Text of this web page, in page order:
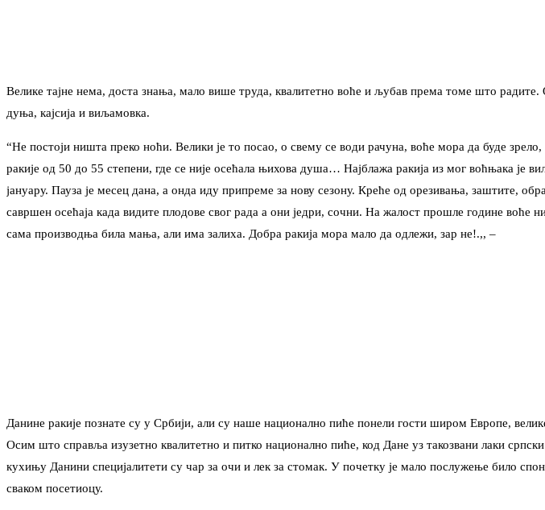
Велике тајне нема, доста знања, мало више труда, квалитетно воће и љубав према томе што
дуња, кајсија и виљамовка.
“Не постоји ништа преко ноћи. Велики је то посао, о свему се води рачуна, воће мора да буде
ракије од 50 до 55 степени, где се није осећала њихова душа… Најблажа ракија из мог воћњака је
јануару. Пауза је месец дана, а онда иду припреме за нову сезону. Креће од орезивања, заштите,
савршен осећаја када видите плодове свог рада а они једри, сочни. На жалост прошле године воће
сама производња била мања, али има залиха. Добра ракија мора мало да одлежи, зар не!.,, –
Данине ракије познате су у Србији, али су наше национално пиће понели гости широм Европе,
Осим што справља изузетно квалитетно и питко национално пиће, код Дане уз такозвани лаки
кухињу Данини специјалитети су чар за очи и лек за стомак. У почетку је мало послужење било
сваком посетиоцу.